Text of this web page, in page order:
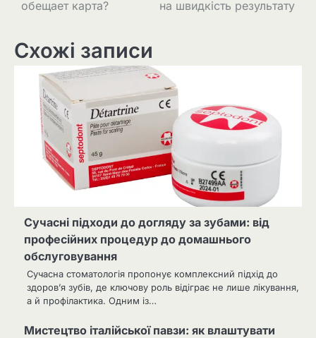
обещает карта?
на швидкість результату
Схожі записи
Сучасні підходи до догляду за зубами: від
професійних процедур до домашнього
обслуговування
Сучасна стоматологія пропонує комплексний підхід до
здоров’я зубів, де ключову роль відіграє не лише лікування,
а й профілактика. Одним із…
Мистецтво італійської павзи: як влаштувати